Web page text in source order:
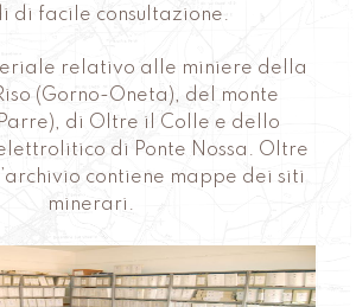
di facile consultazione.
relativo alle miniere della
(Gorno-Oneta), del monte
di Oltre il Colle e dello
di Ponte Nossa. Oltre
contiene mappe dei siti
minerari.